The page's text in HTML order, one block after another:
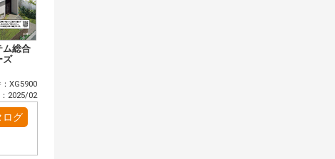
ム総合
ズ
XG5900
2025/02
ログ